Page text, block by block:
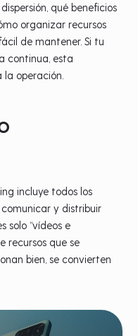
qué beneficios
organizar recursos
de mantener. Si tu
continua, esta
operación.
incluye todos los
y distribuir
solo “vídeos e
recursos que se
bien, se convierten